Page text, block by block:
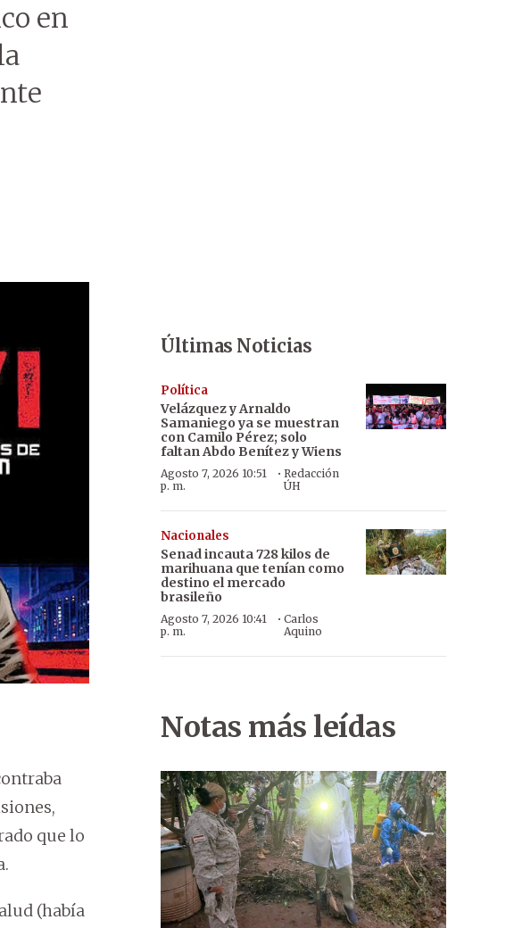
en
que lo
(había
Últimas Noticias
Política
Velázquez y Arnaldo
Samaniego ya se muestran
con Camilo Pérez; solo
faltan Abdo Benítez y Wiens
Agosto 7, 2026 10:51
p. m.
·Redacción
ÚH
Nacionales
Senad incauta 728 kilos de
marihuana que tenían como
destino el mercado
brasileño
Agosto 7, 2026 10:41
p. m.
· Carlos
Aquino
Notas más leídas